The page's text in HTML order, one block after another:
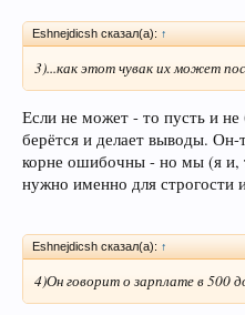
Eshnejdicsh сказал(а): ↑
3)...как этот чувак их может
Если не может - то пусть и
берётся и делает выводы.
корне ошибочны - но мы (я и,
нужно именно для строгости
Eshnejdicsh сказал(а): ↑
4)Он говорит о зарплате в 500